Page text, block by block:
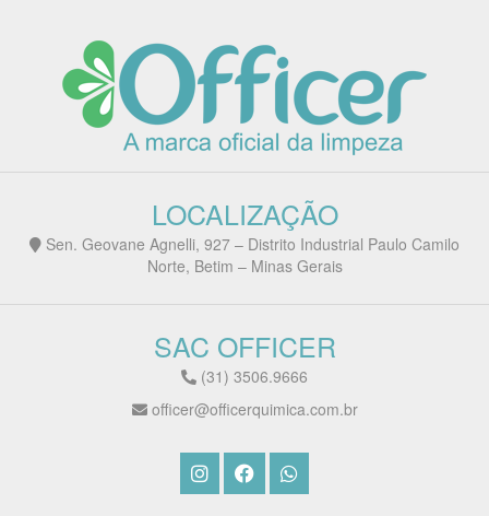
LOCALIZAÇÃO
Sen. Geovane Agnelli, 927 – Distrito Industrial Paulo Camilo
Norte, Betim – Minas Gerais
SAC OFFICER
(31) 3506.9666
officer@officerquimica.com.br